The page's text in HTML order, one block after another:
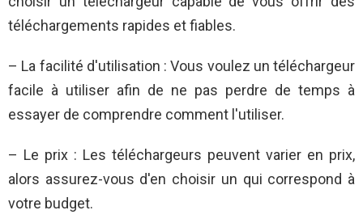
téléchargements rapides et fiables.
– La facilité d'utilisation : Vous voulez un téléchargeur
facile à utiliser afin de ne pas perdre de temps à
essayer de comprendre comment l'utiliser.
– Le prix : Les téléchargeurs peuvent varier en prix,
alors assurez-vous d'en choisir un qui correspond à
votre budget.